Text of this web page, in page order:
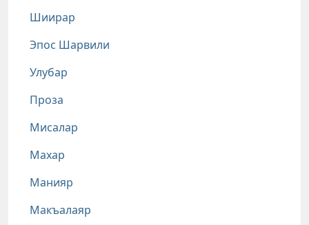
Шиирар
Эпос Шарвили
Улубар
Проза
Мисалар
Махар
Манияр
Макъалаяр